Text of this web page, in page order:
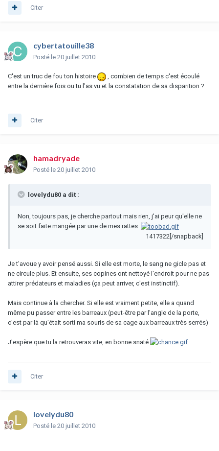
Citer
cybertatouille38
Posté le 20 juillet 2010
C'est un truc de fou ton histoire
, combien de temps c'est écoulé
entre la dernière fois ou tu l'as vu et la constatation de sa disparition ?
Citer
hamadryade
Posté le 20 juillet 2010
lovelydu80 a dit :
Non, toujours pas, je cherche partout mais rien, j'ai peur qu'elle ne
se soit faite mangée par une de mes rattes
1417322[/snapback]
Je t'avoue y avoir pensé aussi. Si elle est morte, le sang ne gicle pas et
ne circule plus. Et ensuite, ses copines ont nettoyé l'endroit pour ne pas
attirer prédateurs et maladies (ça peut arriver, c'est instinctif).
Mais continue à la chercher. Si elle est vraiment petite, elle a quand
même pu passer entre les barreaux (peut-être par l'angle de la porte,
c'est par là qu'était sorti ma souris de sa cage aux barreaux très serrés)
J'espère que tu la retrouveras vite, en bonne snaté
Citer
lovelydu80
Posté le 20 juillet 2010